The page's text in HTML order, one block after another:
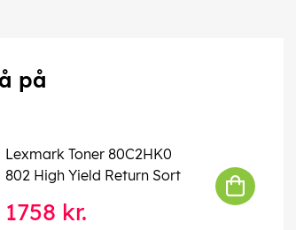
på
Lexmark Toner 80C2HK0
802 High Yield Return Sort
1758 kr.